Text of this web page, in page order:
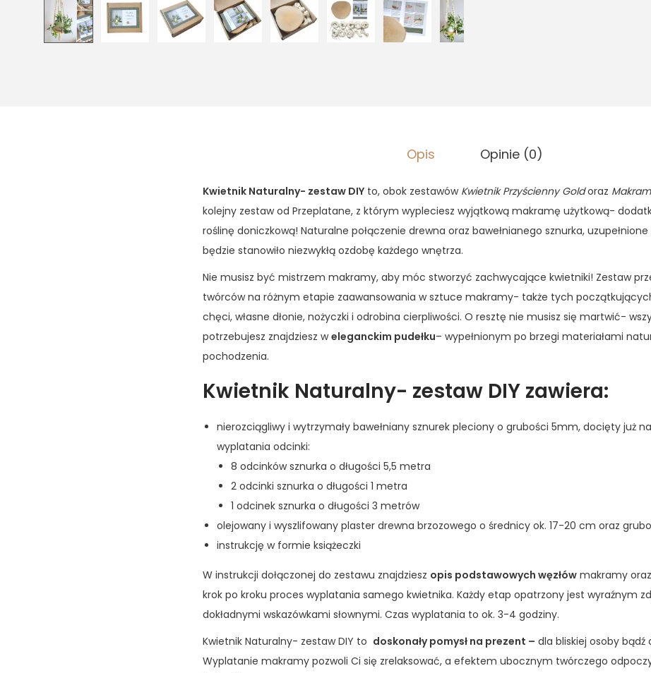
Opis Opinie (0)
Kwietnik Naturalny- zestaw DIY to, obok zestawów Kwietnik Przyścienny Goldoraz
kolejny zestaw od Przeplatane, z którym wypleciesz wyjątkową makramę użytkową-
roślinę doniczkową! Naturalne połączenie drewna oraz bawełnianego sznurka, uzupełnione
będzie stanowiło niezwykłą ozdobę każdego wnętrza.
Nie musisz być mistrzem makramy, aby móc stworzyć zachwycające kwietniki! Zestaw
twórców na różnym etapie zaawansowania w sztuce makramy- także tych
chęci, własne dłonie, nożyczki i odrobina cierpliwości. O resztę nie musisz się martwić-
potrzebujesz znajdziesz weleganckim pudełku– wypełnionym po brzegi materiałami
pochodzenia.
Kwietnik Naturalny- zestaw DIY zawiera:
nierozciągliwy i wytrzymały bawełniany sznurek pleciony o grubości 5mm, docięty już
wyplatania odcinki:
8 odcinków sznurka o długości 5,5 metra
2 odcinki sznurka o długości 1 metra
1 odcinek sznurka o długości 3 metrów
olejowany i wyszlifowany plaster drewna brzozowego o średnicy ok. 17-20 cm oraz
instrukcję w formie książeczki
W instrukcji dołączonej do zestawu znajdziesz opis podstawowych węzłów makramy
krok po kroku proces wyplatania samego kwietnika. Każdy etap opatrzony jest wyraźnym
dokładnymi wskazówkami słownymi. Czas wyplatania to ok. 3-4 godziny.
Kwietnik Naturalny- zestaw DIY to doskonały pomysł na prezent – dla bliskiej osoby bądź
Wyplatanie makramy pozwoli Ci się zrelaksować, a efektem ubocznym twórczego